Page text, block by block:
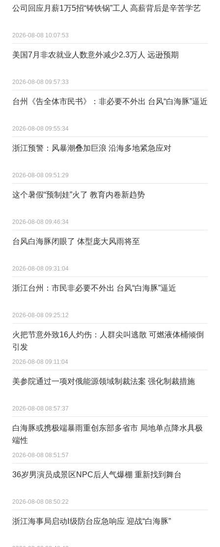
公司回应月薪1万5招“铸铁锅”工人 高薪背后是辛苦学艺
2026-08-08 10:07:53
美国7月非农就业人数意外减少2.3万人 远逊预期
2026-08-08 09:57:33
台州《告全体市民书》：非必要不外出 台风“白海豚”逼近
2026-08-08 09:55:34
浙江预警：风暴潮叠加巨浪 沿海多地紧急应对
2026-08-08 09:51:29
这个暑假“预制娃”火了 教育内卷新趋势
2026-08-08 09:46:34
台风白海豚闭眼了 体型庞大风雨将至
2026-08-08 09:31:04
浙江台州：市民非必要不外出 台风“白海豚”逼近
2026-08-08 09:25:12
火把节意外致16人灼伤：人群尖叫逃散 可燃液体桶倾倒
引发
2026-08-08 09:11:04
美参院通过一项对俄能源领域制裁法案 强化制裁措施
2026-08-08 08:57:37
白海豚或携极端暴雨重创东部多省市 局地单点降水具极
端性
2026-08-08 08:51:57
36岁男演员成景区NPC后人气爆棚 重新找到舞台
2026-08-08 08:50:22
浙江海事局启动Ⅰ级防台应急响应 迎战“白海豚”